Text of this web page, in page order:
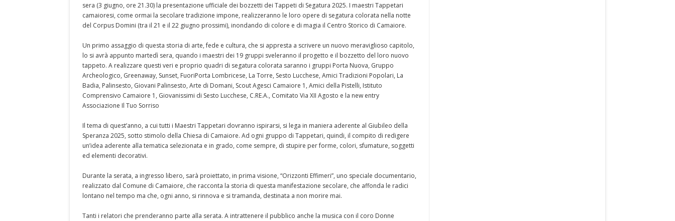
sera (3 giugno, ore 21.30) la presentazione ufficiale dei bozzetti dei Tappeti di Segatura 2025. I maestri Tappetari
camaioresi, come ormai la secolare tradizione impone, realizzeranno le loro opere di segatura colorata nella notte
del Corpus Domini (tra il 21 e il 22 giugno prossimi), inondando di colore e di magia il Centro Storico di Camaiore.
Un primo assaggio di questa storia di arte, fede e cultura, che si appresta a scrivere un nuovo meraviglioso capitolo,
lo si avrà appunto martedì sera, quando i maestri dei 19 gruppi sveleranno il progetto e il bozzetto del loro nuovo
tappeto. A realizzare questi veri e proprio quadri di segatura colorata saranno i gruppi Porta Nuova, Gruppo
Archeologico, Greenaway, Sunset, FuoriPorta Lombricese, La Torre, Sesto Lucchese, Amici Tradizioni Popolari, La
Badia, Palinsesto, Giovani Palinsesto, Arte di Domani, Scout Agesci Camaiore 1, Amici della Pistelli, Istituto
Comprensivo Camaiore 1, Giovanissimi di Sesto Lucchese, C.RE.A., Comitato Via XII Agosto e la new entry
Associazione Il Tuo Sorriso
Il tema di quest’anno, a cui tutti i Maestri Tappetari dovranno ispirarsi, si lega in maniera aderente al Giubileo della
Speranza 2025, sotto stimolo della Chiesa di Camaiore. Ad ogni gruppo di Tappetari, quindi, il compito di redigere
un’idea aderente alla tematica selezionata e in grado, come sempre, di stupire per forme, colori, sfumature, soggetti
ed elementi decorativi.
Durante la serata, a ingresso libero, sarà proiettato, in prima visione, “Orizzonti Effimeri”, uno speciale documentario,
realizzato dal Comune di Camaiore, che racconta la storia di questa manifestazione secolare, che affonda le radici
lontano nel tempo ma che, ogni anno, si rinnova e si tramanda, destinata a non morire mai.
Tanti i relatori che prenderanno parte alla serata. A intrattenere il pubblico anche la musica con il coro Donne